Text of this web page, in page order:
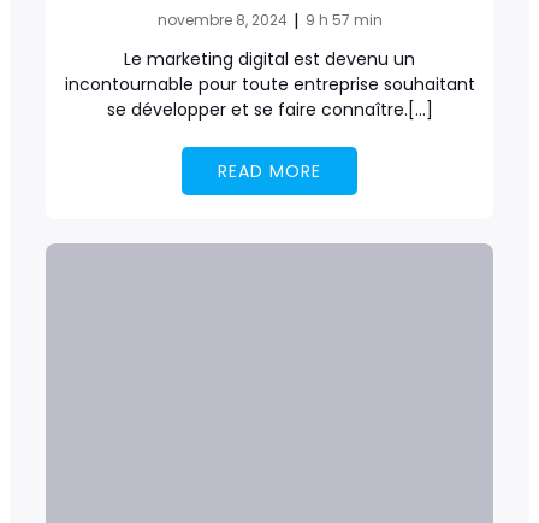
novembre 8, 2024 | 9 h 57 min
Le marketing digital est devenu un
incontournable pour toute entreprise souhaitant
se développer et se faire connaître.[…]
READ MORE